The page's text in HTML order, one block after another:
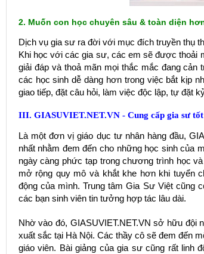
2. Muốn con học chuyên sâu & toàn diện
Dịch vụ gia sư ra đời với mục đích truyền thụ
Khi học với các gia sư, các em sẽ được thoải
giải đáp và thoả mãn mọi thắc mắc đang
các học sinh dễ dàng hơn trong việc bắt kịp
giao tiếp, đặt câu hỏi, làm việc độc lập, tự đặt
III. GIASUVIET.NET.VN - Cung cấp gia sư
Là một đơn vị giáo dục tư nhân hàng đầu,
nhất nhằm đem đến cho những học sinh của
ngày càng phức tạp trong chương trình học
mở rộng quy mô và khắt khe hơn khi tuyển
động của mình. Trung tâm Gia Sư Việt cũng
các bạn sinh viên tin tưởng hợp tác lâu dài.
Nhờ vào đó, GIASUVIET.NET.VN sở hữu đội
xuất sắc tại Hà Nội. Các thầy cô sẽ đem đến
giáo viên. Bài giảng của gia sư cũng rất linh